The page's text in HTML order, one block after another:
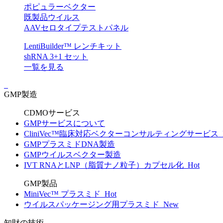
ポピュラーベクター
既製品ウイルス
AAVセロタイプテストパネル
LentiBuilder™ レンチキット
shRNA 3+1 セット
一覧を見る
GMP製造
CDMOサービス
GMPサービスについて
CliniVec™臨床対応ベクターコンサルティングサービス
GMPプラスミドDNA製造
GMPウイルスベクター製造
IVT RNAとLNP（脂質ナノ粒子）カプセル化 Hot
GMP製品
MiniVec™ プラスミド Hot
ウイルスパッケージング用プラスミド New